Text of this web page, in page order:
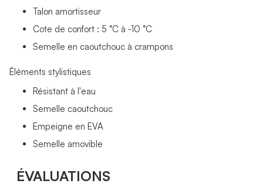
Talon amortisseur
Cote de confort : 5 °C à -10 °C
Semelle en caoutchouc à crampons
Éléments stylistiques
Résistant à l'eau
Semelle caoutchouc
Empeigne en EVA
Semelle amovible
ÉVALUATIONS